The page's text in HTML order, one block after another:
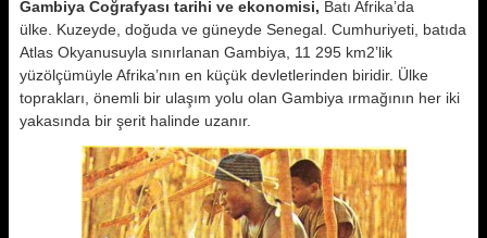
Gambiya Coğrafyası tarihi ve ekonomisi, Batı Afrika’da
ülke. Kuzeyde, doğuda ve güneyde Senegal. Cumhuriyeti, batıda
Atlas Okyanusuyla sınırlanan Gambiya, 11 295 km2’lik
yüzölçümüyle Afrika’nın en küçük devletlerinden biridir. Ülke
toprakları, önemli bir ulaşım yolu olan Gambiya ırmağının her iki
yakasında bir şerit halinde uzanır.